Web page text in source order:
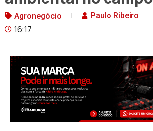
Agronegócio Paulo Ribeiro
16:17